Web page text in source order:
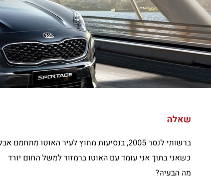
שאלה
ברשותי לנסר 2005, בנסיעות מחוץ לעיר האוטו מתחמם אבל לא עולה עד הסוף אלה עולה מעל החצי
כשאני בתוך אני עומד עם האוטו ברמזור למשל החום יורד
מה הבעיה?